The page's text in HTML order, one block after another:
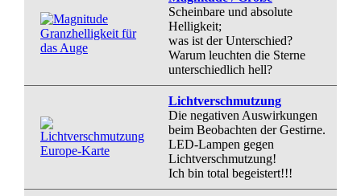
Scheinbare und absolute
Helligkeit;
was ist der Unterschied?
Warum leuchten die Sterne
unterschiedlich hell?
Lichtverschmutzung
Die negativen Auswirkungen
beim Beobachten der Gestirne.
LED-Lampen gegen
Lichtverschmutzung!
Ich bin total begeistert!!!